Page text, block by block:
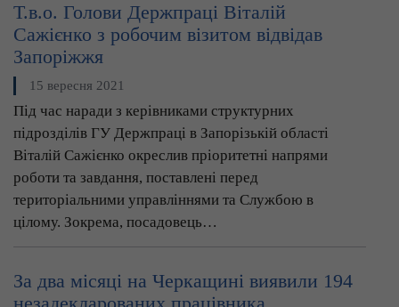
Т.в.о. Голови Держпраці Віталій
Сажієнко з робочим візитом відвідав
Запоріжжя
15 вересня 2021
Під час наради з керівниками структурних
підрозділів ГУ Держпраці в Запорізькій області
Віталій Сажієнко окреслив пріоритетні напрями
роботи та завдання, поставлені перед
територіальними управліннями та Службою в
цілому. Зокрема, посадовець…
За два місяці на Черкащині виявили 194